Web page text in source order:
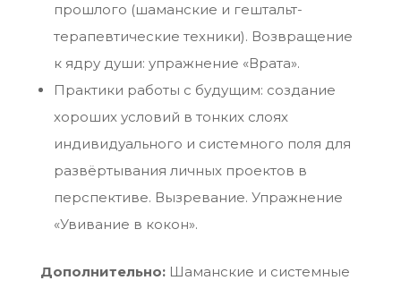
прошлого (шаманские и гештальт-
терапевтические техники). Возвращение
к ядру души: упражнение «Врата».
Практики работы с будущим: создание
хороших условий в тонких слоях
индивидуального и системного поля для
развёртывания личных проектов в
перспективе. Вызревание. Упражнение
«Увивание в кокон».
Дополнительно:Шаманские и системные